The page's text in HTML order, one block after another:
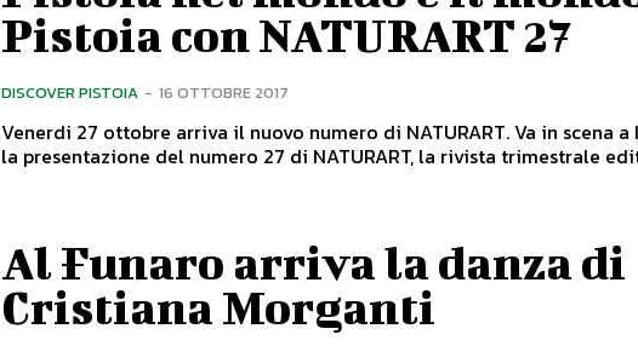
Pistoia con NATURART 27
DISCOVER PISTOIA - 16 OTTOBRE 2017
Venerdi 27 ottobre arriva il nuovo numero di NATURART. Va in scena a Il Funaro,
la presentazione del numero 27 di NATURART, la rivista trimestrale
Al Funaro arriva la danza di
Cristiana Morganti